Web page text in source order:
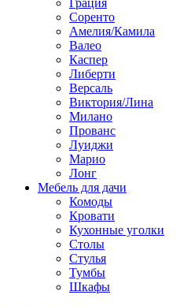
Грация
Соренто
Амелия/Камила
Валео
Каспер
Либерти
Версаль
Виктория/Лина
Милано
Прованс
Луиджи
Марио
Лонг
Мебель для дачи
Комоды
Кровати
Кухонные уголки
Столы
Стулья
Тумбы
Шкафы